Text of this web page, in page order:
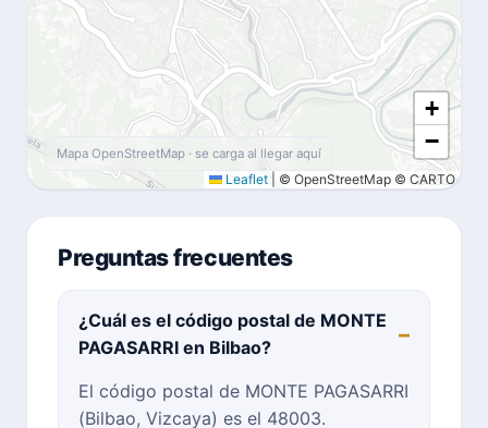
+
−
Leaflet © OpenStreetMap © CARTO
Mapa OpenStreetMap · se carga al llegar aquí
Preguntas frecuentes
¿Cuál es el código postal de MONTE
PAGASARRI en Bilbao?
El código postal de MONTE PAGASARRI
(Bilbao, Vizcaya) es el 48003.